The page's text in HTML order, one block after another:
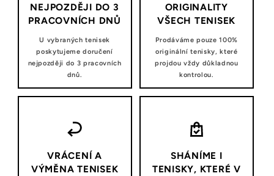
NEJPOZDĚJI DO 3
PRACOVNÍCH DNŮ
U vybraných tenisek
poskytujeme doručení
nejpozději do 3 pracovních
dnů.
ORIGINALITY
VŠECH TENISEK
Prodáváme pouze 100%
originální tenisky, které
projdou vždy důkladnou
kontrolou.
VRÁCENÍ A
VÝMĚNA TENISEK
SHÁNÍME I
TENISKY, KTERÉ V